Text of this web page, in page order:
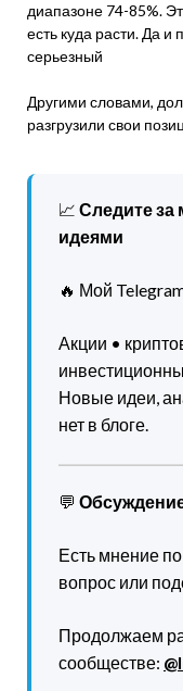
диапазоне 74-85%.
есть куда расти. Да и
серьезный
Другими словами,
разгрузили свои
📈 Следите
идеями
🔥 Мой
Акции •
Новые идеи,
нет в блоге.
💬
Есть мнение по
вопрос или
Продолжаем
сообществе: